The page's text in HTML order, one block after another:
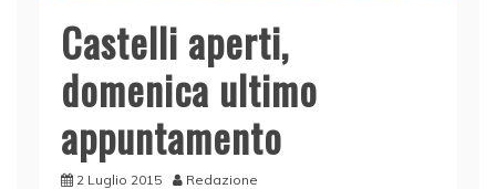
Castelli aperti,
domenica ultimo
appuntamento
2 Luglio 2015 Redazione